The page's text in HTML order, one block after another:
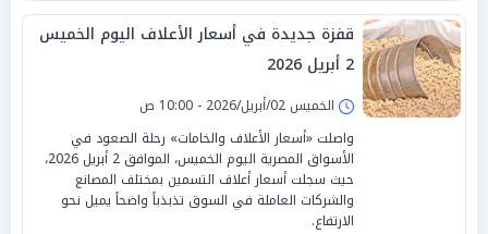
قفزة جديدة في أسعار الأعلاف اليوم الخميس
2 أبريل 2026
الخميس 02/أبريل/2026 - 10:00 ص
واصلت «أسعار الأعلاف والخامات» رحلة الصعود في
الأسواق المصرية اليوم الخميس، الموافق 2 أبريل 2026،
حيث سجلت أسعار أعلاف التسمين بمختلف المصانع
والشركات العاملة في السوق تذبذباً واضحاً يميل نحو
الارتفاع.